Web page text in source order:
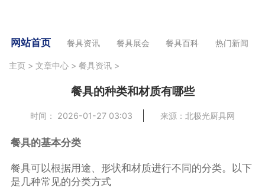
网站首页 餐具资讯 餐具展会 餐具百科 热门新闻
主页 > 文章中心 > 餐具资讯 >
餐具的种类和材质有哪些
时间： 2026-01-27 03:03 来源：北极光厨具网
餐具的基本分类
餐具可以根据用途、形状和材质进行不同的分类。以下
是几种常见的分类方式